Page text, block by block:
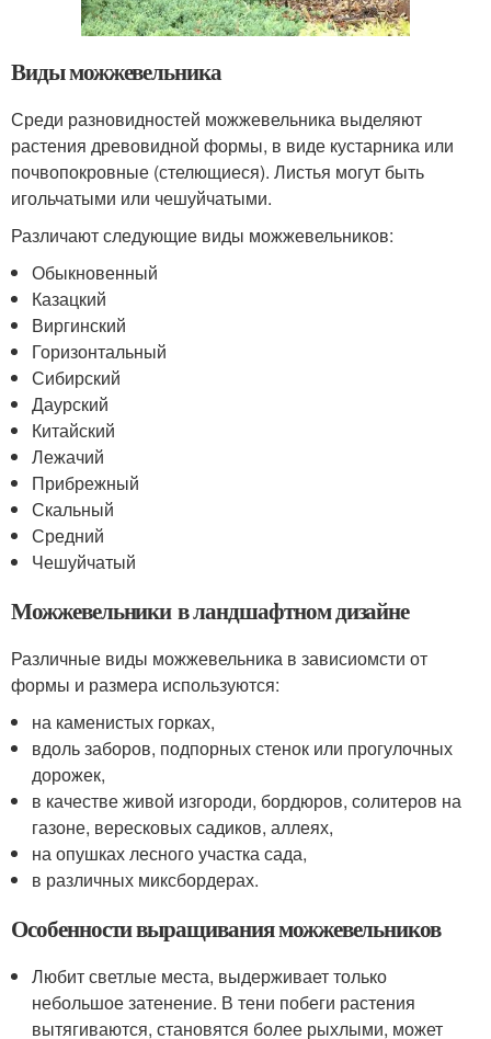
Виды можжевельника
Среди разновидностей можжевельника выделяют
растения древовидной формы, в виде кустарника или
почвопокровные (стелющиеся). Листья могут быть
игольчатыми или чешуйчатыми.
Различают следующие виды можжевельников:
Обыкновенный
Казацкий
Виргинский
Горизонтальный
Сибирский
Даурский
Китайский
Лежачий
Прибрежный
Скальный
Средний
Чешуйчатый
Можжевельники в ландшафтном дизайне
Различные виды можжевельника в зависиомсти от
формы и размера используются:
на каменистых горках,
вдоль заборов, подпорных стенок или прогулочных
дорожек,
в качестве живой изгороди, бордюров, солитеров на
газоне, вересковых садиков, аллеях,
на опушках лесного участка сада,
в различных миксбордерах.
Особенности выращивания можжевельников
Любит светлые места, выдерживает только
небольшое затенение. В тени побеги растения
вытягиваются, становятся более рыхлыми, может